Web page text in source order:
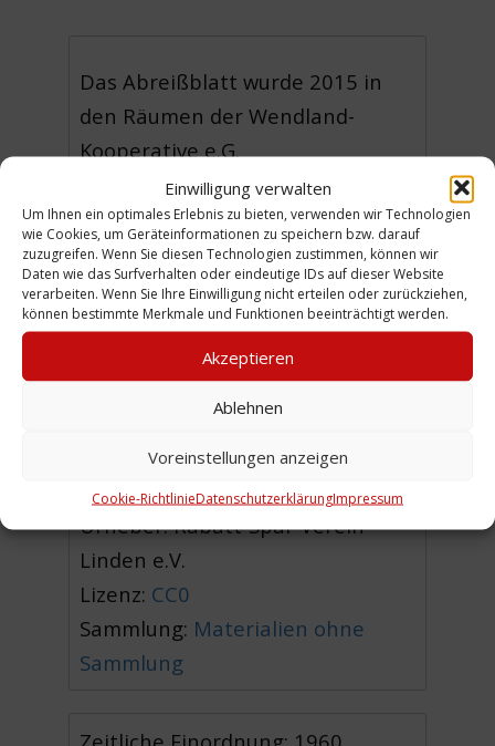
Einwilligung verwalten
Um Ihnen ein optimales Erlebnis zu bieten, verwenden wir Technologien
wie Cookies, um Geräteinformationen zu speichern bzw. darauf
zuzugreifen. Wenn Sie diesen Technologien zustimmen, können wir
Daten wie das Surfverhalten oder eindeutige IDs auf dieser Website
verarbeiten. Wenn Sie Ihre Einwilligung nicht erteilen oder zurückziehen,
können bestimmte Merkmale und Funktionen beeinträchtigt werden.
Akzeptieren
Ablehnen
Voreinstellungen anzeigen
Cookie-RichtlinieDatenschutzerklärungImpressum
Das Abreißblatt wurde 2015 in
den Räumen der Wendland-
Kooperative e.G.
(Konkordiastraße Nr.2) zufällig
gefunden. (MJ)
Einen Hinweis zu den blauen
Rabattmarken findet sich im
Digitalen Stadtteilarchivin der
Chronik Verein Fleichermeister,
Urheber: Rabatt-Spar-Verein
Linden e.V.
Lizenz: CC0
Sammlung: Materialien ohne
Sammlung